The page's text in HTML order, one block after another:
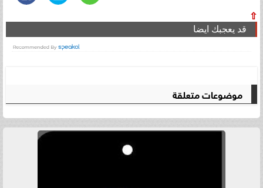
⇧
قد يعجبك ايضا
موضوعات متعلقة